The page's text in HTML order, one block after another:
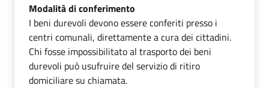
Modalità di conferimento
I beni durevoli devono essere conferiti presso i
centri comunali, direttamente a cura dei cittadini.
Chi fosse impossibilitato al trasporto dei beni
durevoli può usufruire del servizio di ritiro
domiciliare su chiamata.